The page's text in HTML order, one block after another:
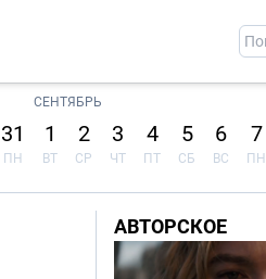
31
ПН
СЕНТЯБРЬ
1
ВТ
2
СР
3
ЧТ
4
ПТ
5
СБ
6
ВС
7
ПН
АВТОРСКОЕ